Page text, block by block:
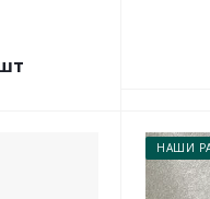
НАШИ